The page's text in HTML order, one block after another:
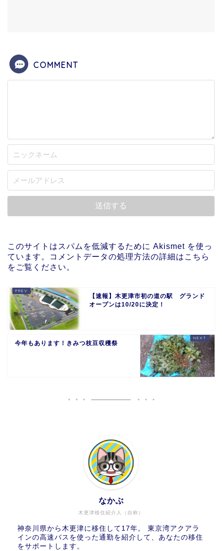
COMMENT
このサイトはスパムを低減するために Akismet を使っ
ています。
コメントデータの処理方法の詳細はこちら
をご覧ください。
【速報】木更津市初の道の駅 グランド
オープンは10/20に決定！
今年もあります！きみつ枝豆収穫祭
木更津移住紹介人（自称）
なかぶ
神奈川県から木更津に移住して17年。 東京湾アクアラ
インの高速バスを使った通勤を紹介して、あなたの移住
をサポートします。